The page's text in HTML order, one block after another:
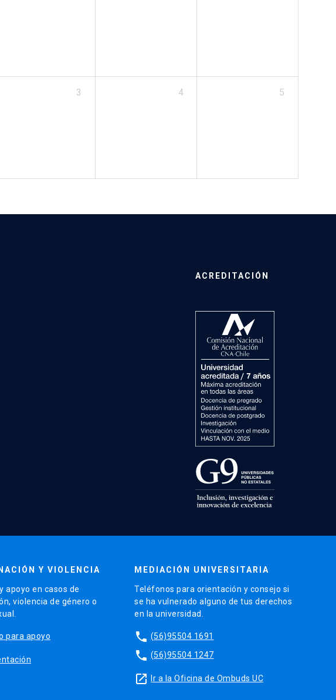
3 4 5
ACREDITACIÓN
Y VIOLENCIA
apoyo en casos de
violencia de género o
para apoyo
MEDIACIÓN UNIVERSITARIA
Teléfonos para orientación y consejo si
se ha vulnerado alguno de tus derechos
en la universidad.
phone (56)95504 1691
phone (56)95504 1247
launch Ir a la Oficina de Ombuds UC